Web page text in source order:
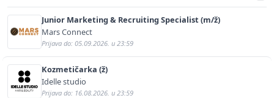
Junior Marketing & Recruiting Specialist (m/ž)
Mars Connect
Prijava do: 05.09.2026. u 23:59
Kozmetičarka (ž)
Idelle studio
Prijava do: 16.08.2026. u 23:59